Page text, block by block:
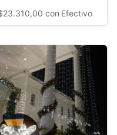
con Efectivo
1